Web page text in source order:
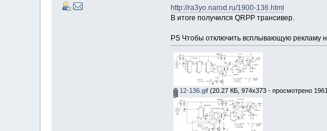
http://ra3yo.narod.ru/1900-136.html
В итоге получился QRPP трансивер.
PS Чтобы отключить всплывающую рекламу
12-136.gif (20.27 КБ, 974x373 - просмотрено